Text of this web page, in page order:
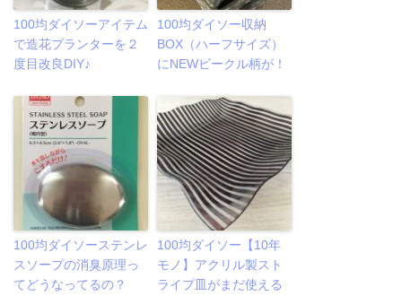
100均ダイソーアイテム
で造花プランターを２
度目改良DIY♪
100均ダイソー収納
BOX（ハーフサイズ）
にNEWビークル柄が！
100均ダイソーステンレ
スソープの消臭原理っ
てどうなってるの？
100均ダイソー【10年
モノ】アクリル製スト
ライプ皿がまだ使える